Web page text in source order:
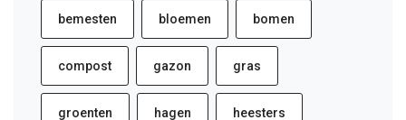
bemesten bloemen bomen
compost gazon gras
groenten hagen heesters